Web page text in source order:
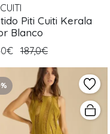
Piti Cuiti Kerala
Blanco
187,0€